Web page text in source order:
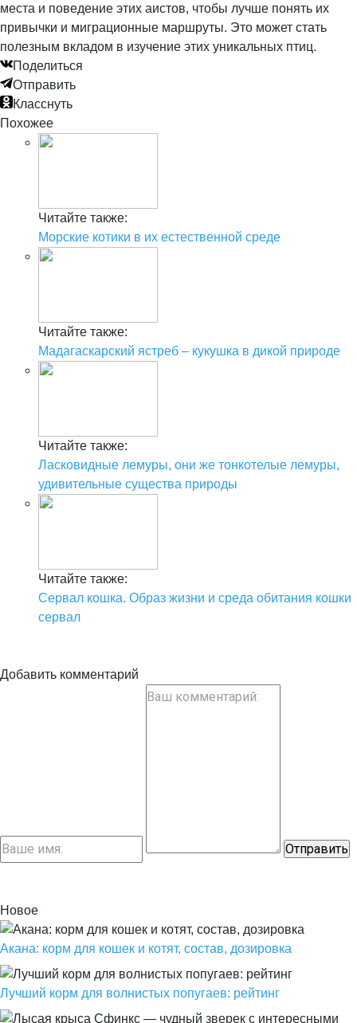
места и поведение этих аистов, чтобы лучше понять их
привычки и миграционные маршруты. Это может стать
полезным вкладом в изучение этих уникальных птиц.
Поделиться
Отправить
Класснуть
Похожее
Читайте также:
Морские котики в их естественной среде
Читайте также:
Мадагаскарский ястреб – кукушка в дикой природе
Читайте также:
Ласковидные лемуры, они же тонкотелые лемуры,
удивительные существа природы
Читайте также:
Сервал кошка. Образ жизни и среда обитания кошки
сервал
Добавить комментарий
Новое
Акана: корм для кошек и котят, состав, дозировка
Лучший корм для волнистых попугаев: рейтинг